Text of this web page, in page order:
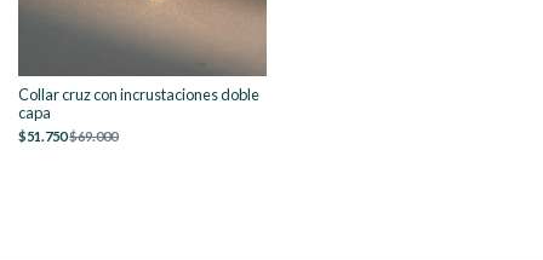
Collar cruz con incrustaciones doble
capa
$51.750$69.000